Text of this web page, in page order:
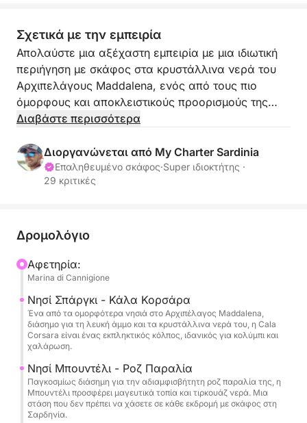
Σχετικά με την εμπειρία
Απολαύστε μια αξέχαστη εμπειρία με μια ιδιωτική
περιήγηση με σκάφος στα κρυστάλλινα νερά του
Αρχιπελάγους Maddalena, ενός από τους πιο
όμορφους και αποκλειστικούς προορισμούς της
Σαρδηνίας.
Αναχωρώντας από το Cannigione, θα
εξερευνήσετε κρυμμένους όρμους, τιρκουάζ νερά
και εμβληματικές τοποθεσίες όπως το Spargi, το
Αυτή είναι μια εντελώς ιδιωτική εμπειρία: χωρίς
εσείς, οι καλεσμένοι σας και ένας επαγγελματίας
καπετάνιος που θα φροντίσει για τα πάντα.
✔ Ιδιωτικό σκάφος για αποκλειστική χρήση της
ομάδας σας
✔ Ευέλικτο δρομολόγιο με βάση τις καιρικές
συνθήκες και τις προτιμήσεις σας
✔ Πρόσβαση στα πιο όμορφα και λιγότερο
πολυσύχναστα σημεία
✔ Τοπικός καπετάνιος με εις βάθος γνώση της
Διαβάστε περισσότερα
Διοργανώνεται από My Charter Sardinia
Επαληθευμένο σκάφος·Super ιδιοκτήτης ·
29 κριτικές
Δρομολόγιο
Αφετηρία:
Marina di Cannigione
Νησί Σπάργκι - Κάλα Κορσάρα
Ένα από τα ομορφότερα νησιά στο Αρχιπέλαγος Maddalena,
διάσημο για τη λευκή άμμο και τα κρυστάλλινα νερά του, η Cala
Corsara είναι ένας εκπληκτικός κόλπος, ιδανικός για κολύμπι και
χαλάρωση.
Νησί Μπουντέλι - Ροζ Παραλία
Παγκοσμίως διάσημη για την αδιαμφισβήτητη ροζ παραλία της, η
Μπουντέλι προσφέρει μαγευτικά τοπία και τιρκουάζ νερά. Μια
στάση που δεν πρέπει να χάσετε σε κάθε εκδρομή με σκάφος στη
Σαρδηνία.